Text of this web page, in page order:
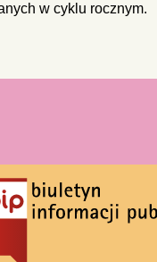
w cyklu rocznym.